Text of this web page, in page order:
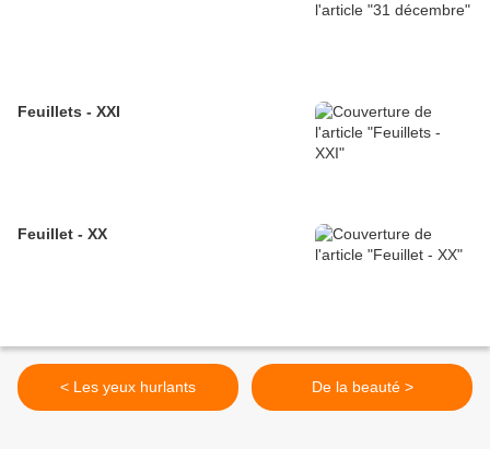
Feuillets - XXI
Feuillet - XX
< Les yeux hurlants De la beauté >